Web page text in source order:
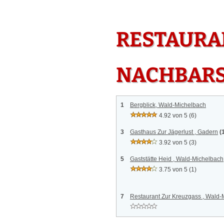
1
Bergblick, Wald-Michelbach
4.92 von 5 (6)
3 Gasthaus Zur Jägerlust , Gadern
3.92 von 5 (3)
5
Gaststätte Heid , Wald-Michelbach
3.75 von 5 (1)
7 Restaurant Zur Kreuzgass ,